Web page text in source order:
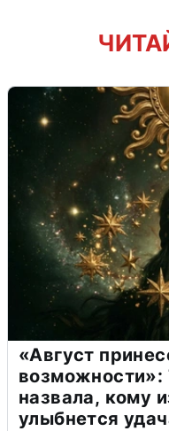
«Август
возможности»:
назвала, кому
улыбнется